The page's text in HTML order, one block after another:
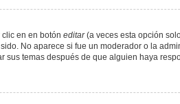
en en botón editar(a veces esta opción
No aparece si fue un moderador o la
sus temas después de que alguien haya